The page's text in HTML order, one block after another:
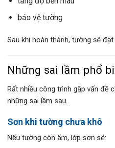
bảo vệ tường
Sau khi hoàn thành, tường sẽ
Những sai lầm phổ
Rất nhiều công trình gặp vấn đề
những sai lầm sau.
Sơn khi tường chưa khô
Nếu tường còn ẩm, lớp sơn sẽ: